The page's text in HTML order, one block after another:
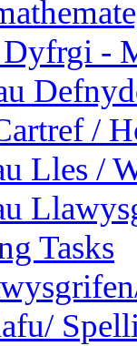
-
/
Lles /
Tasks